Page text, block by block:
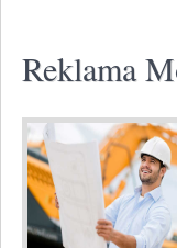
Reklama